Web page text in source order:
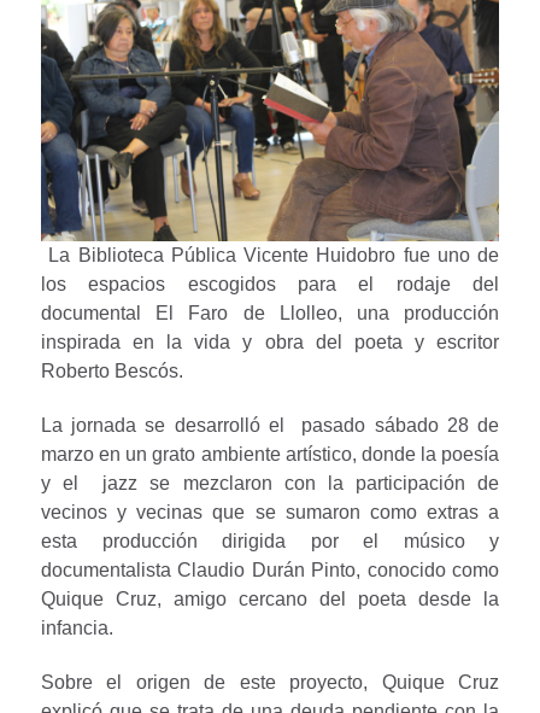
La Biblioteca Pública Vicente Huidobro fue uno de
los espacios escogidos para el rodaje del
documental El Faro de Llolleo, una producción
inspirada en la vida y obra del poeta y escritor
Roberto Bescós.
La jornada se desarrolló el pasado sábado 28 de
marzo en un grato ambiente artístico, donde la poesía
y el jazz se mezclaron con la participación de
vecinos y vecinas que se sumaron como extras a
esta producción dirigida por el músico y
documentalista Claudio Durán Pinto, conocido como
Quique Cruz, amigo cercano del poeta desde la
infancia.
Sobre el origen de este proyecto, Quique Cruz